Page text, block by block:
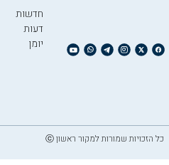
חדשות
דעות
יומן
כל הזכויות שמורות למקור ראשון ⓒ